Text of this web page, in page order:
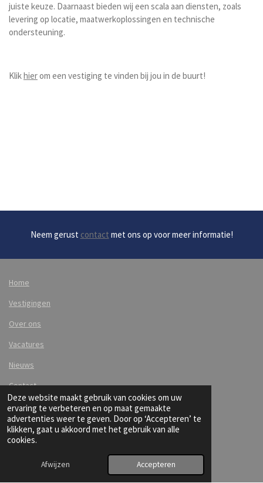
Deze website maakt gebruik van cookies om uw
ervaring te verbeteren en op maat gemaakte
advertenties weer te geven. Door op ‘Accepteren’ te
klikken, gaat u akkoord met het gebruik van alle
cookies.
Afwijzen Accepteren
juiste keuze. Daarnaast bieden wij een scala aan diensten, zoals
levering op locatie, maatwerkoplossingen en technische
ondersteuning.
Klikhierom een vestiging te vinden bij jou in de buurt!
Neem gerust contact met ons op voor meer informatie!
Home
Vestigingen
Over ons
Vacatures
Nieuws
Contact
F L I